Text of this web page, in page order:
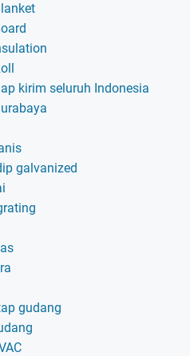
kirim seluruh Indonesia
galvanized
gudang